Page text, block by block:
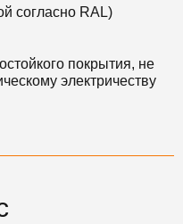
согласно RAL)
покрытия, не
электричеству